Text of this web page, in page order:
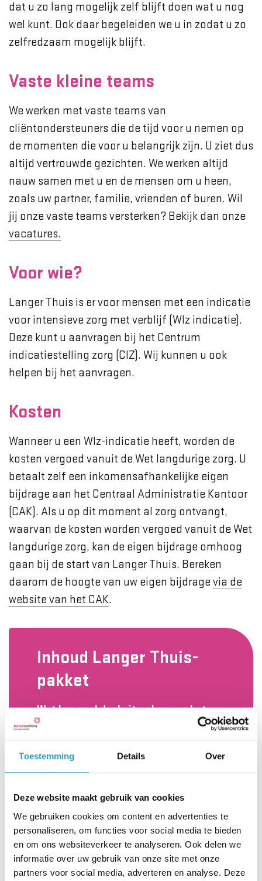
Toestemming Details Over
Deze website maakt gebruik van cookies
We gebruiken cookies om content en advertenties te
personaliseren, om functies voor social media te bieden
en om ons websiteverkeer te analyseren. Ook delen we
informatie over uw gebruik van onze site met onze
partners voor social media, adverteren en analyse. Deze
dat u zo lang mogelijk zelf blijft doen wat u nog
wel kunt. Ook daar begeleiden we u in zodat u zo
zelfredzaam mogelijk blijft.
Vaste kleine teams
We werken met vaste teams van
cliëntondersteuners die de tijd voor u nemen op
de momenten die voor u belangrijk zijn. U ziet dus
altijd vertrouwde gezichten. We werken altijd
nauw samen met u en de mensen om u heen,
zoals uw partner, familie, vrienden of buren. Wil
jij onze vaste teams versterken? Bekijk dan onze
vacatures.
Voor wie?
Langer Thuis is er voor mensen met een indicatie
voor intensieve zorg met verblijf (Wlz indicatie).
Deze kunt u aanvragen bij het Centrum
indicatiestelling zorg (CIZ). Wij kunnen u ook
helpen bij het aanvragen.
Kosten
Wanneer u een Wlz-indicatie heeft, worden de
kosten vergoed vanuit de Wet langdurige zorg. U
betaalt zelf een inkomensafhankelijke eigen
bijdrage aan het Centraal Administratie Kantoor
(CAK). Als u op dit moment al zorg ontvangt,
waarvan de kosten worden vergoed vanuit de Wet
langdurige zorg, kan de eigen bijdrage omhoog
gaan bij de start van Langer Thuis. Bereken
daarom de hoogte van uw eigen bijdrage via de
website van het CAK.
Inhoud Langer Thuis-
pakket
Wat kan zoal deel uitmaken van het
Langer Thuis-pakket?
Ondersteuning bij de dagelijkse
verzorging, zoals wassen,
koken en eten of maaltijden
leveren.
U kunt ook eten bij het